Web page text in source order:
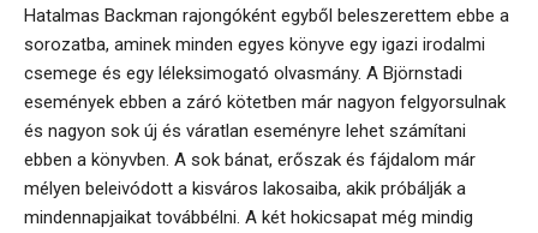
Hatalmas Backman rajongóként egyből beleszerettem ebbe a
sorozatba, aminek minden egyes könyve egy igazi irodalmi
csemege és egy léleksimogató olvasmány. A Björnstadi
események ebben a záró kötetben már nagyon felgyorsulnak
és nagyon sok új és váratlan eseményre lehet számítani
ebben a könyvben. A sok bánat, erőszak és fájdalom már
mélyen beleivódott a kisváros lakosaiba, akik próbálják a
mindennapjaikat továbbélni. A két hokicsapat még mindig